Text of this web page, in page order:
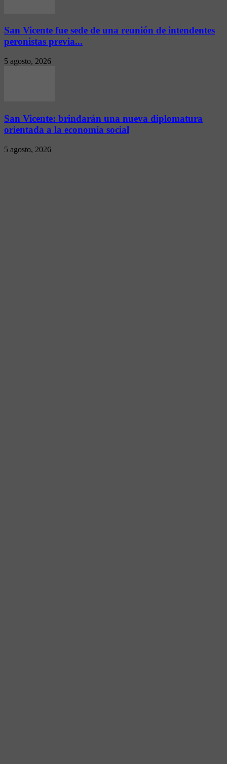
San Vicente fue sede de una reunión de intendentes
peronistas previa...
5 agosto, 2026
San Vicente: brindarán una nueva diplomatura
orientada a la economía social
5 agosto, 2026